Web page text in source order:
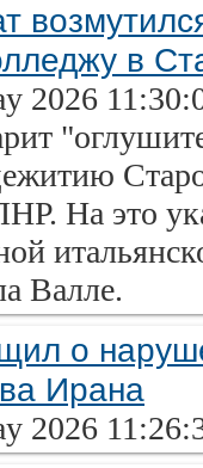
в
2026
На это
Валле.
о
Ирана
2026